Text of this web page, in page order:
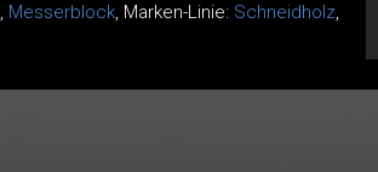
, Messerblock, Marken-Linie: Schneidholz,